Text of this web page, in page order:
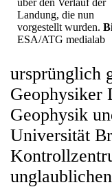
über den Verlauf der
Landung, die nun
vorgestellt wurden.
ESA/ATG medialab
ursprünglich
Geophysiker
Geophysik
Universität